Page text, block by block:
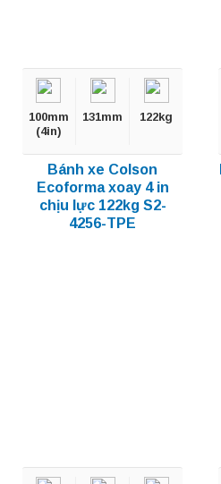
100mm
(4in)
131mm 122kg
Bánh xe Colson
Ecoforma xoay 4 in
chịu lực 122kg S2-
4256-TPE